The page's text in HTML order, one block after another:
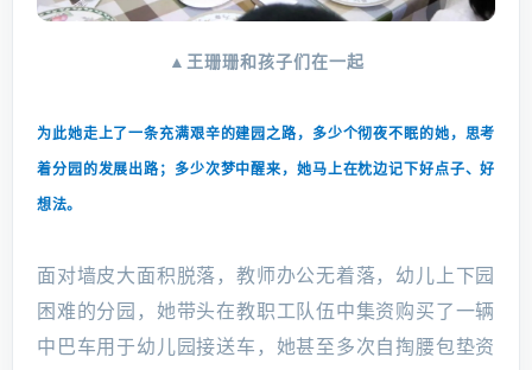
▲王珊珊和孩子们在一起
为此她走上了一条充满艰辛的建园之路，多少个彻夜不眠的她，思考
着分园的发展出路； 多少次梦中醒来，她马上在枕边记下好点子、好
想法。
面对墙皮大面积脱落，教师办公无着落，幼儿上下园
困难的分园，她带头在教职工队伍中集资购买了一辆
中巴车用于幼儿园接送车，她甚至多次自掏腰包垫资